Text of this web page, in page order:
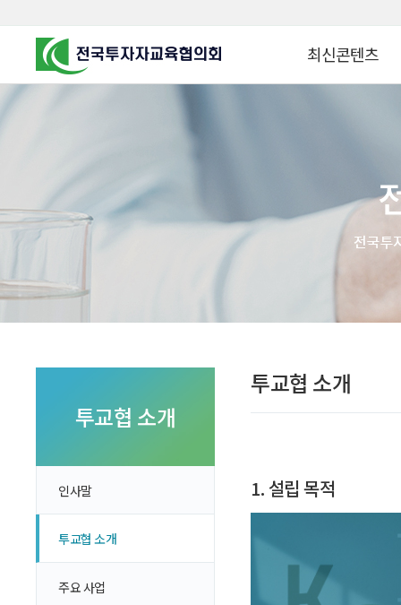
알고 투자하면
KOREA COUNCIL FOR
INVESTOR EDUCATION
최신콘텐츠
금융투자 HOWTO
군장병 금융투자 아
자립준비청년을 위한
1:1 자산관리법
투교협 소개
인사말
투교협 소개
주요 사업
투교협 소개
1. 설립 목적